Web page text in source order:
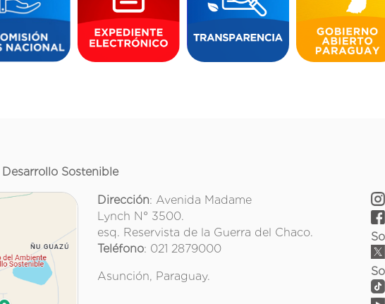
Sostenible
Dirección: Avenida Madame
Lynch N° 3500.
esq. Reservista de la Guerra del Chaco.
Teléfono: 021 2879000
Asunción, Paraguay.